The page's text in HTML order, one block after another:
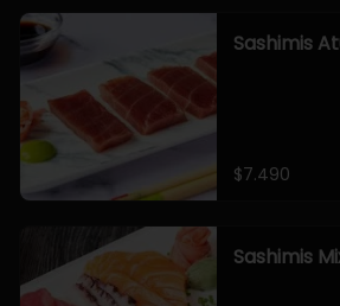
Sashimis
$7.490
Sashimis